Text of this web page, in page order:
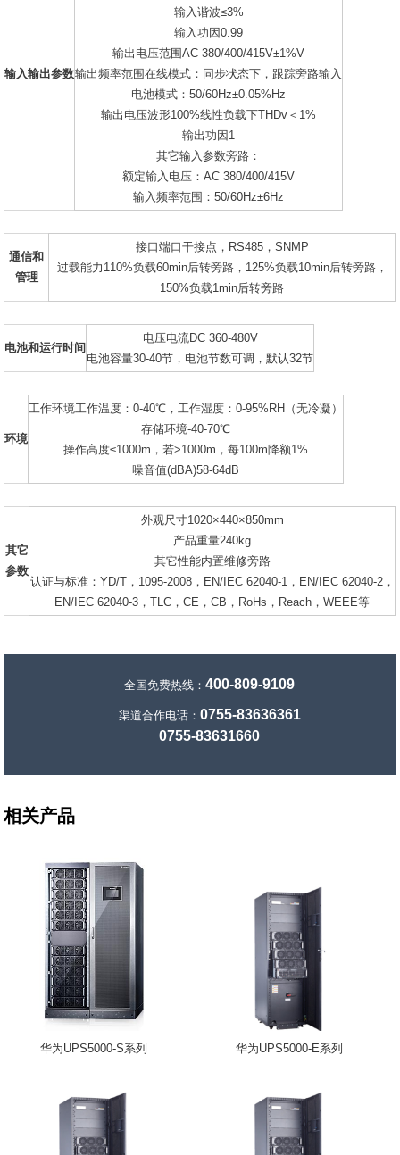
输入输出参数
输入谐波≤3%
输入功因0.99
输出电压范围AC 380/400/415V±1%V
输出频率范围在线模式：同步状态下，跟踪旁路输入
电池模式：50/60Hz±0.05%Hz
输出电压波形100%线性负载下THDv＜1%
输出功因1
其它输入参数旁路：
额定输入电压：AC 380/400/415V
输入频率范围：50/60Hz±6Hz
通信和
管理
接口端口干接点，RS485，SNMP
过载能力110%负载60min后转旁路，125%负载10min后转旁路，
150%负载1min后转旁路
电池和运行时间
电压电流DC 360-480V
电池容量30-40节，电池节数可调，默认32节
环境
工作环境工作温度：0-40℃，工作湿度：0-95%RH（无冷凝）
存储环境-40-70℃
操作高度≤1000m，若>1000m，每100m降额1%
噪音值(dBA)58-64dB
其它
参数
外观尺寸1020×440×850mm
产品重量240kg
其它性能内置维修旁路
认证与标准：YD/T，1095-2008，EN/IEC 62040-1，EN/IEC 62040-2，
EN/IEC 62040-3，TLC，CE，CB，RoHs，Reach，WEEE等
全国免费热线：400-809-9109
渠道合作电话： 0755-83636361
0755-83631660
相关产品
华为UPS5000-S系列 华为UPS5000-E系列